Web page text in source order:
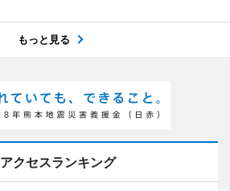
もっと見る
アクセスランキング